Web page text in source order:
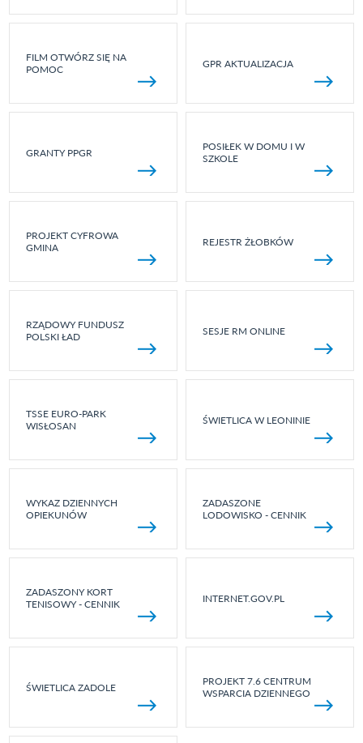
FILM OTWÓRZ SIĘ NA
POMOC
GPR AKTUALIZACJA
GRANTY PPGR
POSIŁEK W DOMU I W
SZKOLE
PROJEKT CYFROWA
GMINA
REJESTR ŻŁOBKÓW
RZĄDOWY FUNDUSZ
POLSKI ŁAD
SESJE RM ONLINE
TSSE EURO-PARK
WISŁOSAN
ŚWIETLICA W LEONINIE
WYKAZ DZIENNYCH
OPIEKUNÓW
ZADASZONE
LODOWISKO - CENNIK
ZADASZONY KORT
TENISOWY - CENNIK
INTERNET.GOV.PL
ŚWIETLICA ZADOLE
PROJEKT 7.6 CENTRUM
WSPARCIA DZIENNEGO